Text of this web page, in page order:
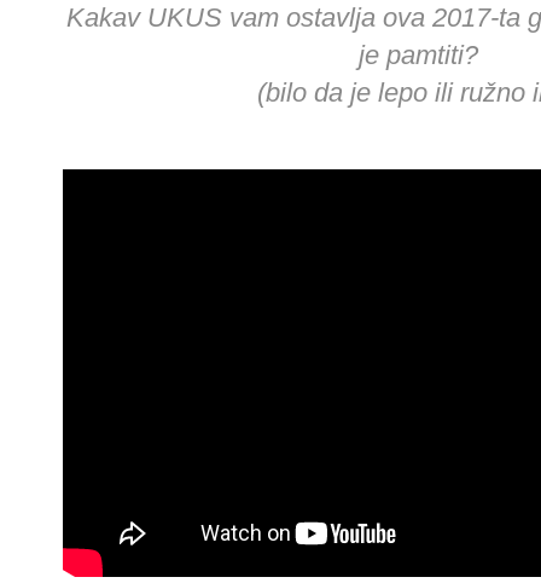
Kakav UKUS vam ostavlja ova 2017-ta
je pamtiti?
(bilo da je lepo ili ružno